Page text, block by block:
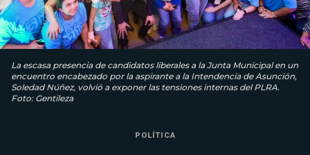
La escasa presencia de candidatos liberales a la Junta Municipal en un
encuentro encabezado por la aspirante a la Intendencia de Asunción,
Soledad Núñez, volvió a exponer las tensiones internas del PLRA.
Foto: Gentileza
POLÍTICA